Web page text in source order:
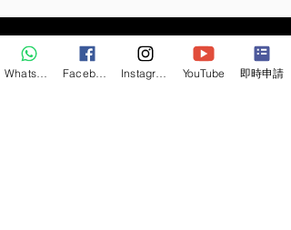
YouTube 即時申請